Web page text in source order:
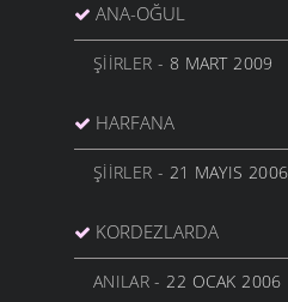
ANA-OĞUL
ŞIIRLER - 8 MART 2009
HARFANA
ŞIIRLER - 21 MAYIS 2006
KORDEZLARDA
ANILAR- 22 OCAK 2006